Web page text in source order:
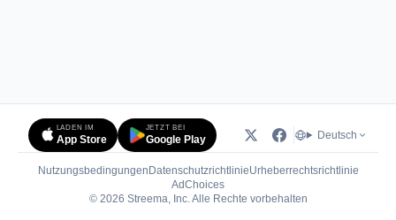
LADEN IM
App Store
JETZT BEI
Google Play Deutsch
Nutzungsbedingungen DatenschutzrichtlinieUrheberrechtsrichtlinie
AdChoices(öffnet in neuem Tab)
© 2026 Streema, Inc. Alle Rechte vorbehalten